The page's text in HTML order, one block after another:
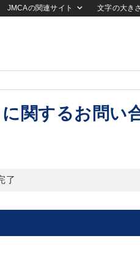
JMCAの関連サイト 文字の大きさ
関するお問い
了